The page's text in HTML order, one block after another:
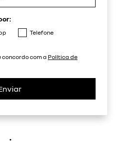
Telefone
concordo com a Política de